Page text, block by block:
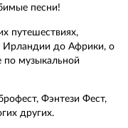
песни!
путешествиях,
Ирландии до Африки, о
по музыкальной
Фэнтези Фест,
других.